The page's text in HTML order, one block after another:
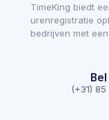
TimeKing biedt
urenregistratie
bedrijven met
(+31)